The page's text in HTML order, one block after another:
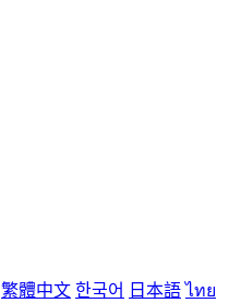
繁體中文 한국어 日本語 ไทย